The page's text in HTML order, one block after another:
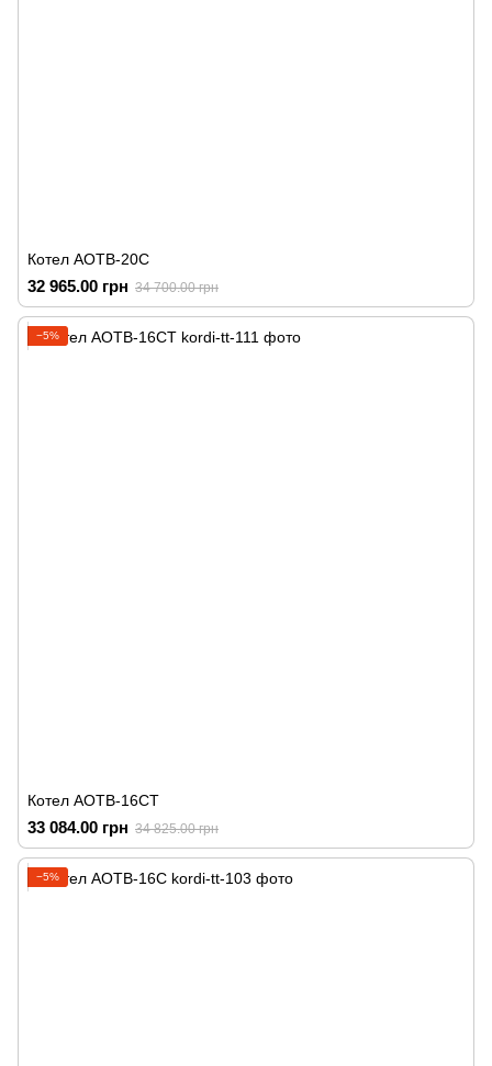
Котел АОТВ-20С
32 965.00 грн 34 700.00 грн
−5%
Котел АОТВ-16СТ
33 084.00 грн 34 825.00 грн
−5%